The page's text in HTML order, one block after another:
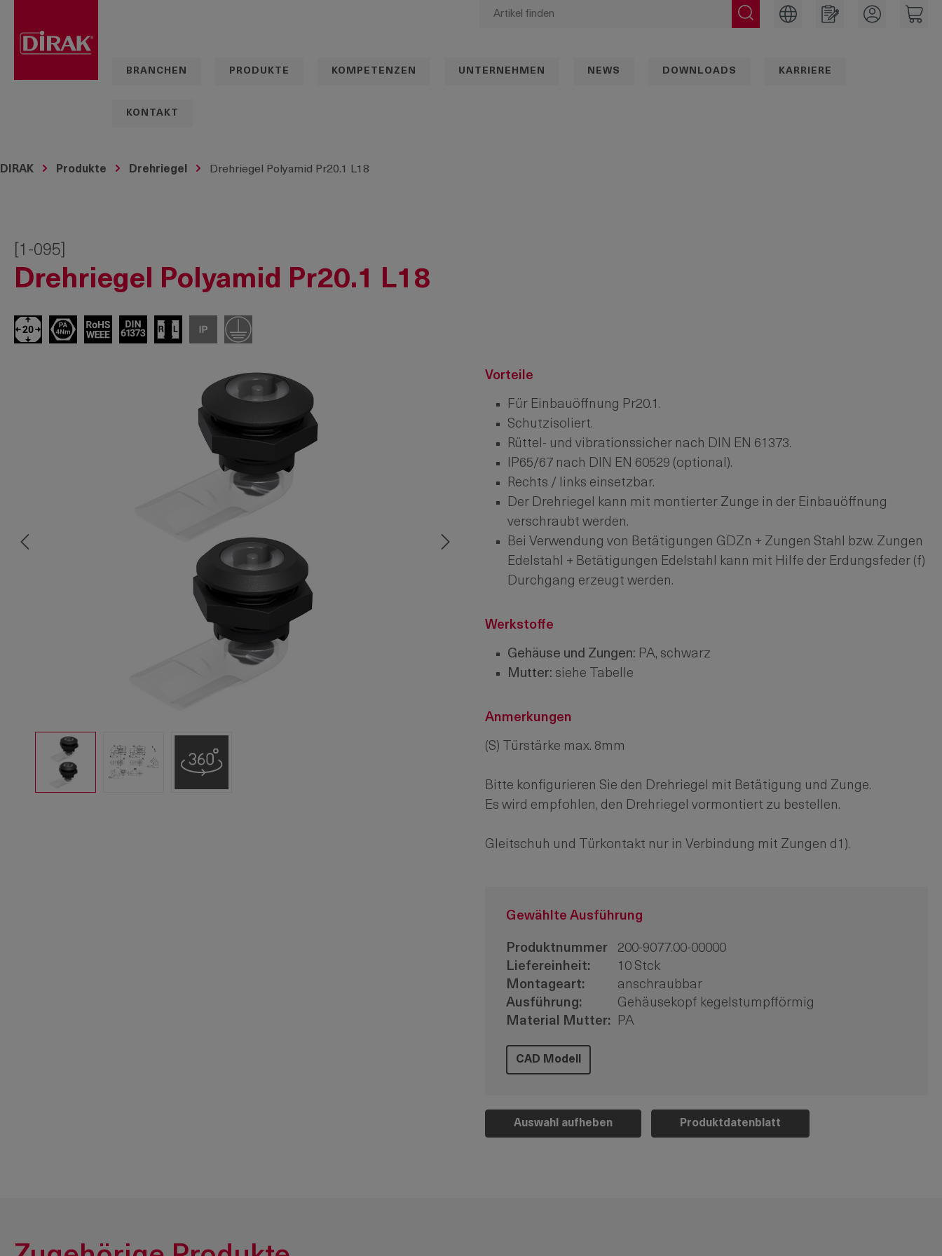
BRANCHEN PRODUKTE KOMPETENZEN UNTERNEHMEN NEWS DOWNLOADS KARRIERE
KONTAKT
DIRAK Produkte Drehriegel Drehriegel Polyamid Pr20.1 L18
[1-095]
Drehriegel Polyamid Pr20.1 L18
Vorteile
Für Einbauöffnung Pr20.1.
Schutzisoliert.
Rüttel- und vibrationssicher nach DIN EN 61373.
IP65/67 nach DIN EN 60529 (optional).
Rechts / links einsetzbar.
Der Drehriegel kann mit montierter Zunge in der Einbauöffnung
verschraubt werden.
Bei Verwendung von Betätigungen GDZn + Zungen Stahl bzw. Zungen
Edelstahl + Betätigungen Edelstahl kann mit Hilfe der Erdungsfeder (f)
Durchgang erzeugt werden.
Werkstoffe
Gehäuse und Zungen: PA, schwarz
Mutter: siehe Tabelle
Anmerkungen
(S) Türstärke max. 8mm
Bitte konfigurieren Sie den Drehriegel mit Betätigung und Zunge.
Es wird empfohlen, den Drehriegel vormontiert zu bestellen.
Gleitschuh und Türkontakt nur in Verbindung mit Zungen d1).
Gewählte Ausführung
Produktnummer
200-9077.00-00000
Liefereinheit:
10 Stck
Montageart:
anschraubbar
Ausführung:
Gehäusekopf kegelstumpfförmig
Material Mutter:
PA
CAD Modell
Auswahl aufheben Produktdatenblatt